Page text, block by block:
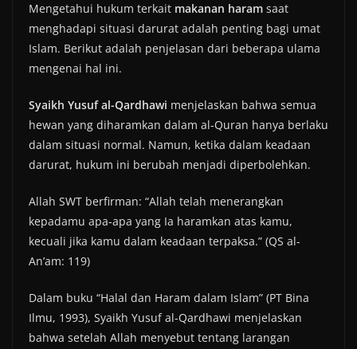
Mengetahui hukum terkait makanan haram saat
menghadapi situasi darurat adalah penting bagi umat
Islam. Berikut adalah penjelasan dari beberapa ulama
mengenai hal ini.
Syaikh Yusuf al-Qardhawi menjelaskan bahwa semua
hewan yang diharamkan dalam al-Quran hanya berlaku
dalam situasi normal. Namun, ketika dalam keadaan
darurat, hukum ini berubah menjadi diperbolehkan.
Allah SWT berfirman: “Allah telah menerangkan
kepadamu apa-apa yang Ia haramkan atas kamu,
kecuali jika kamu dalam keadaan terpaksa.” (QS al-
An’am: 119)
Dalam buku “Halal dan Haram dalam Islam” (PT Bina
Ilmu, 1993), Syaikh Yusuf al-Qardhawi menjelaskan
bahwa setelah Allah menyebut tentang larangan